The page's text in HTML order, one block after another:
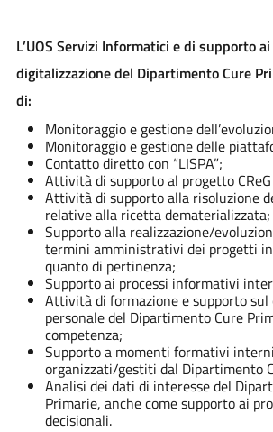
L’UOS Servizi Informatici e di supporto
digitalizzazione del Dipartimento Cure
di:
Monitoraggio e gestione
Monitoraggio e gestione delle
Contatto diretto con “LISPA”;
Attività di supporto al progetto
Attività di supporto alla risoluzione
relative alla ricetta dematerializzata;
Supporto alla realizzazione/
termini amministrativi dei progetti
quanto di pertinenza;
Supporto ai processi informativi
Attività di formazione e supporto sul
personale del Dipartimento Cure
competenza;
Supporto a momenti formativi
organizzati/gestiti dal Dipartimento
Analisi dei dati di interesse del
Primarie, anche come supporto ai
decisionali.